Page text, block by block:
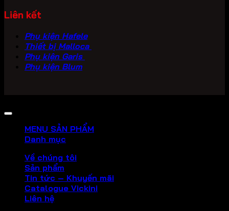
Liên kết
Phụ kiện Hafele
Thiết bị Malloca
Phụ kiện Garis
Phụ kiện Blum
MENU SẢN PHẨM
Danh mục
Về chúng tôi
Sản phẩm
Tin tức – Khuyến mãi
Catalogue Vickini
Liên hệ